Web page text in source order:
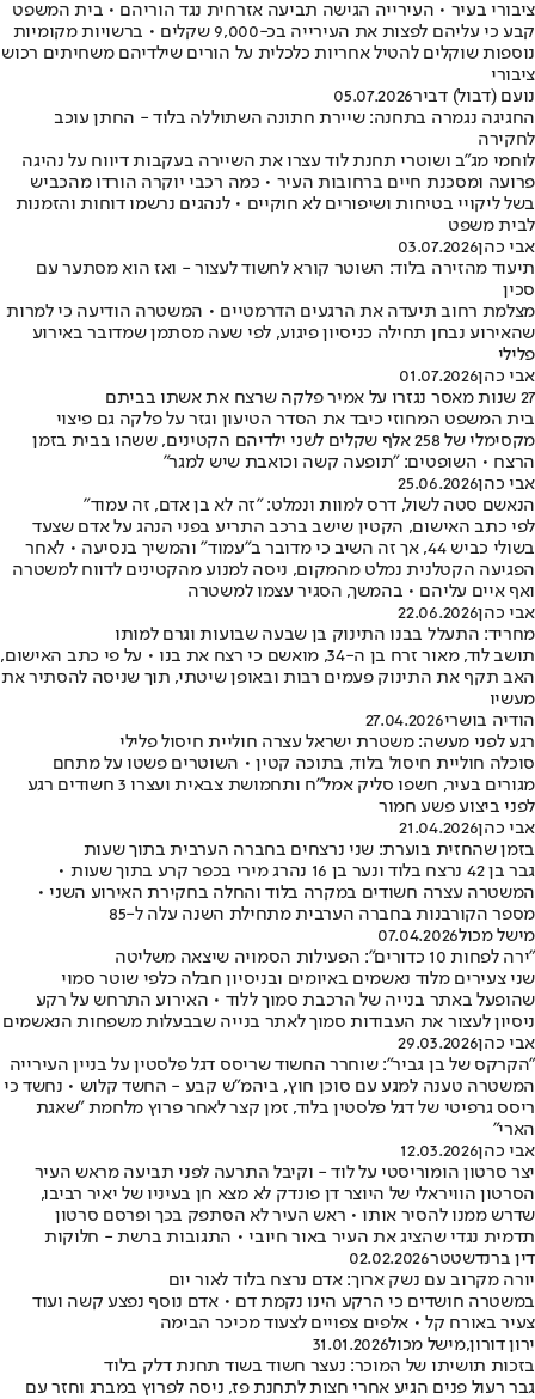
ציבורי בעיר • העירייה הגישה תביעה אזרחית נגד הוריהם • בית המשפט
קבע כי עליהם לפצות את העירייה בכ-9,000 שקלים • ברשויות מקומיות
נוספות שוקלים להטיל אחריות כלכלית על הורים שילדיהם משחיתים רכוש
ציבורי
נועם (דבול) דביר05.07.2026
החגיגה נגמרה בתחנה: שיירת חתונה השתוללה בלוד - החתן עוכב
לחקירה
לוחמי מג"ב ושוטרי תחנת לוד עצרו את השיירה בעקבות דיווח על נהיגה
פרועה ומסכנת חיים ברחובות העיר • כמה רכבי יוקרה הורדו מהכביש
בשל ליקויי בטיחות ושיפורים לא חוקיים • לנהגים נרשמו דוחות והזמנות
לבית משפט
אבי כהן03.07.2026
תיעוד מהזירה בלוד: השוטר קורא לחשוד לעצור - ואז הוא מסתער עם
סכין
מצלמת רחוב תיעדה את הרגעים הדרמטיים • המשטרה הודיעה כי למרות
שהאירוע נבחן תחילה כניסיון פיגוע, לפי שעה מסתמן שמדובר באירוע
פלילי
אבי כהן01.07.2026
27 שנות מאסר נגזרו על אמיר פלקה שרצח את אשתו בביתם
בית המשפט המחוזי כיבד את הסדר הטיעון וגזר על פלקה גם פיצוי
מקסימלי של 258 אלף שקלים לשני ילדיהם הקטינים, ששהו בבית בזמן
הרצח • השופטים: "תופעה קשה וכואבת שיש למגר"
אבי כהן25.06.2026
הנאשם סטה לשול, דרס למוות ונמלט: "זה לא בן אדם, זה עמוד"
לפי כתב האישום, הקטין שישב ברכב התריע בפני הנהג על אדם שצעד
בשולי כביש 44, אך זה השיב כי מדובר ב"עמוד" והמשיך בנסיעה • לאחר
הפגיעה הקטלנית נמלט מהמקום, ניסה למנוע מהקטינים לדווח למשטרה
ואף איים עליהם • בהמשך, הסגיר עצמו למשטרה
אבי כהן22.06.2026
מחריד: התעלל בבנו התינוק בן שבעה שבועות וגרם למותו
תושב לוד, מאור זרח בן ה-34, מואשם כי רצח את בנו • על פי כתב האישום,
האב תקף את התינוק פעמים רבות ובאופן שיטתי, תוך שניסה להסתיר את
מעשיו
הודיה בושרי27.04.2026
רגע לפני מעשה: משטרת ישראל עצרה חוליית חיסול פלילי
סוכלה חוליית חיסול בלוד, בתוכה קטין • השוטרים פשטו על מתחם
מגורים בעיר, חשפו סליק אמל״ח ותחמושת צבאית ועצרו 3 חשודים רגע
לפני ביצוע פשע חמור
אבי כהן21.04.2026
בזמן שהחזית בוערת: שני נרצחים בחברה הערבית בתוך שעות
גבר בן 42 נרצח בלוד ונער בן 16 נהרג מירי בכפר קרע בתוך שעות •
המשטרה עצרה חשודים במקרה בלוד והחלה בחקירת האירוע השני •
מספר הקורבנות בחברה הערבית מתחילת השנה עלה ל-85
מישל מכול07.04.2026
"ירה לפחות 10 כדורים": הפעילות הסמויה שיצאה משליטה
שני צעירים מלוד נאשמים באיומים ובניסיון חבלה כלפי שוטר סמוי
שהופעל באתר בנייה של הרכבת סמוך ללוד • האירוע התרחש על רקע
ניסיון לעצור את העבודות סמוך לאתר בנייה שבבעלות משפחות הנאשמים
אבי כהן29.03.2026
"הקרקס של בן גביר": שוחרר החשוד שריסס דגל פלסטין על בניין העירייה
המשטרה טענה למגע עם סוכן חוץ, ביהמ"ש קבע - החשד קלוש • נחשד כי
ריסס גרפיטי של דגל פלסטין בלוד, זמן קצר לאחר פרוץ מלחמת "שאגת
הארי"
אבי כהן12.03.2026
יצר סרטון הומוריסטי על לוד - וקיבל התרעה לפני תביעה מראש העיר
הסרטון הוויראלי של היוצר דן פונדק לא מצא חן בעיניו של יאיר רביבו,
שדרש ממנו להסיר אותו • ראש העיר לא הסתפק בכך ופרסם סרטון
תדמית נגדי שהציג את העיר באור חיובי • התגובות ברשת - חלוקות
דין ברנדשטטר02.02.2026
יורה מקרוב עם נשק ארוך: אדם נרצח בלוד לאור יום
במשטרה חושדים כי הרקע הינו נקמת דם • אדם נוסף נפצע קשה ועוד
צעיר באורח קל • אלפים צפויים לצעוד מכיכר הבימה
ירון דורון,מישל מכול31.01.2026
בזכות תושיתו של המוכר: נעצר חשוד בשוד תחנת דלק בלוד
גבר רעול פנים הגיע אחרי חצות לתחנת פז, ניסה לפרוץ במברג וחזר עם